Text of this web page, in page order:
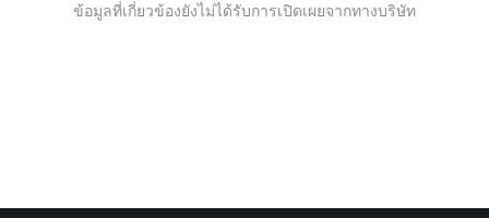
ข้อมูลที่เกี่ยวข้องยังไม่ได้รับการเปิดเผยจากทางบริษัท